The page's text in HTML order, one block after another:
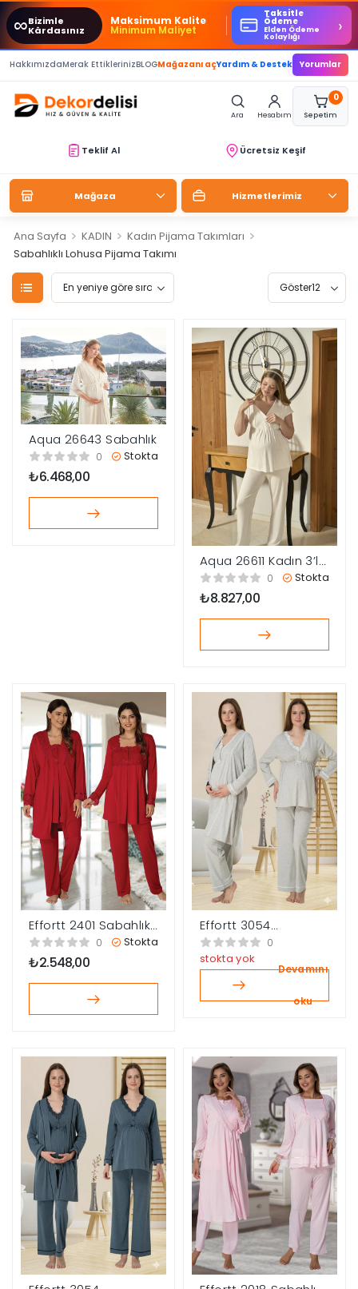
∞Bizimle
Kârdasınız
Maksimum Kalite
Minimum Maliyet
Taksitle
Ödeme
Elden Ödeme
Kolaylığı
›
HakkımızdaMerak EttiklerinizBLOGMağazanı açYardım & Destek Yorumlar
Ara Hesabım
0
Sepetim
Teklif Al Ücretsiz Keşif
Mağaza Hizmetlerimiz
Ana Sayfa > KADIN > Kadın Pijama Takımları >
Sabahlıklı Lohusa Pijama Takımı
Aqua 26643 Sabahlık
0 Stokta
₺6.468,00
Aqua 26611 Kadın 3’lü
Lohusa Pijama Takım
0 Stokta
₺8.827,00
Effortt 2401 Sabahlıklı
Lohusa Pijama Takımı
0 Stokta
₺2.548,00
Effortt 3054
Sabahlıklı Lohusa
Pijama Takımı
0
stokta yok
Devamını
oku